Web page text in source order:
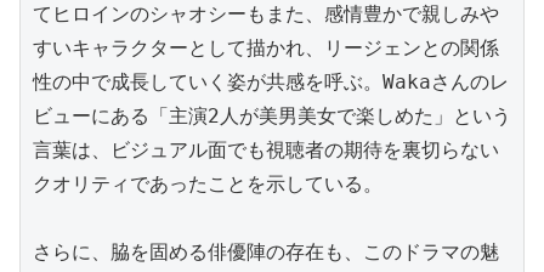
てヒロインのシャオシーもまた、感情豊かで親しみや
すいキャラクターとして描かれ、リージェンとの関係
性の中で成長していく姿が共感を呼ぶ。Wakaさんのレ
ビューにある「主演2人が美男美女で楽しめた」という
言葉は、ビジュアル面でも視聴者の期待を裏切らない
クオリティであったことを示している。
さらに、脇を固める俳優陣の存在も、このドラマの魅